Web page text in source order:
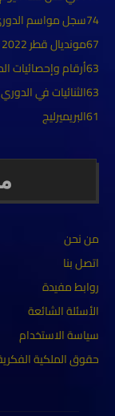
سجل مواسم74
مونديال قطر 202267
أرقام وإحصائيات63
الثنائيات في63
البريميرليج61
من نحن
اتصل بنا
روابط مفيدة
الأسئلة الشائعة
سياسة الاستخدام
حقوق الملكية